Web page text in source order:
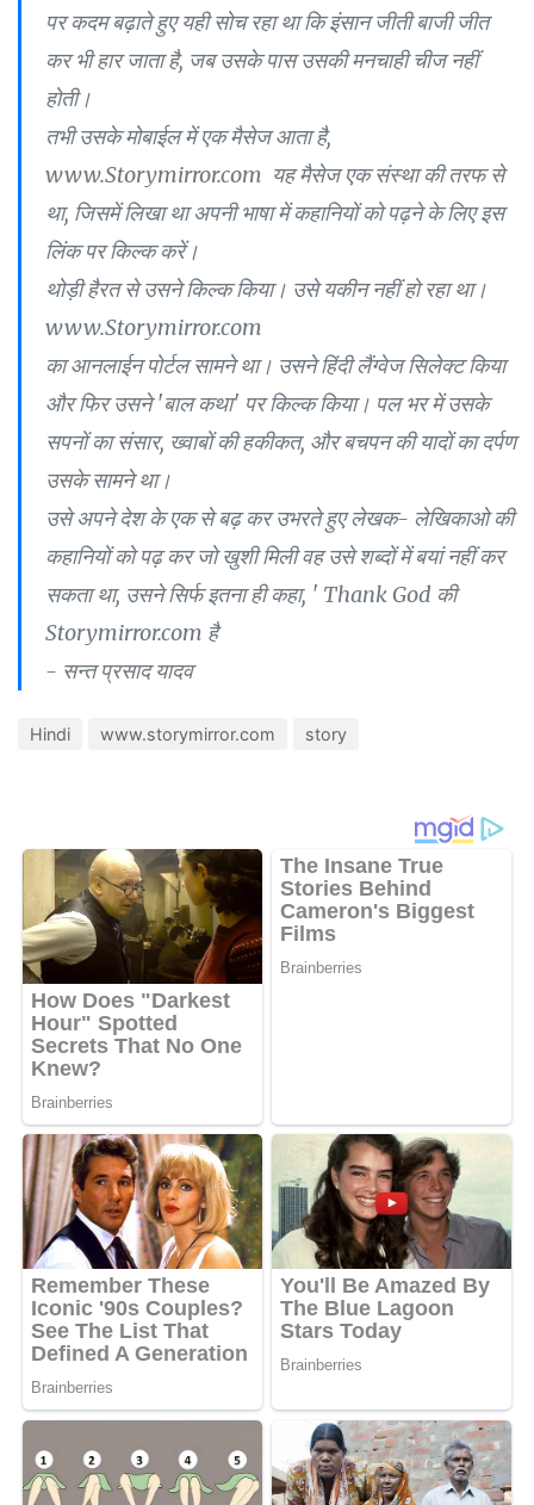
पर कदम बढ़ाते हुए यही सोच रहा था कि इंसान जीती बाजी जीत
कर भी हार जाता है, जब उसके पास उसकी मनचाही चीज नहीं
होती।
तभी उसके मोबाईल में एक मैसेज आता है,
www.Storymirror.com यह मैसेज एक संस्था की तरफ से
था, जिसमें लिखा था अपनी भाषा में कहानियों को पढ़ने के लिए इस
लिंक पर किल्क करें।
थोड़ी हैरत से उसने किल्क किया। उसे यकीन नहीं हो रहा था।
www.Storymirror.com
का आनलाईन पोर्टल सामने था। उसने हिंदी लैंग्वेज सिलेक्ट किया
और फिर उसने 'बाल कथा' पर किल्क किया। पल भर में उसके
सपनों का संसार, ख्वाबों की हकीकत, और बचपन की यादों का दर्पण
उसके सामने था।
उसे अपने देश के एक से बढ़ कर उभरते हुए लेखक- लेखिकाओ की
कहानियों को पढ़ कर जो खुशी मिली वह उसे शब्दों में बयां नहीं कर
सकता था, उसने सिर्फ इतना ही कहा, ' Thank God की
Storymirror.com है
- सन्त प्रसाद यादव
Hindi www.storymirror.com story